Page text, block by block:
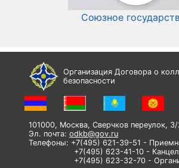
Союзное
Организация Договора о
безопасности
101000, Москва, Сверчков переулок, 3/
Эл. почта: odkb@gov.ru
Телефоны: +7(495) 621-39-51 -
+7(495) 623-41-10 -
+7(495) 623-32-70 -